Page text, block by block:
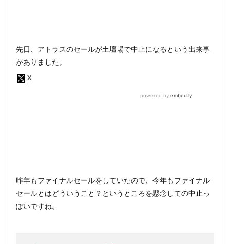
先日、アトラスのセールが土壇場で中止になるという出来事
がありました。
昨年もファイナルセールをしていたので、今年もファイナル
セールとはどういうこと？というところを懸念しての中止っ
ぽいですね。